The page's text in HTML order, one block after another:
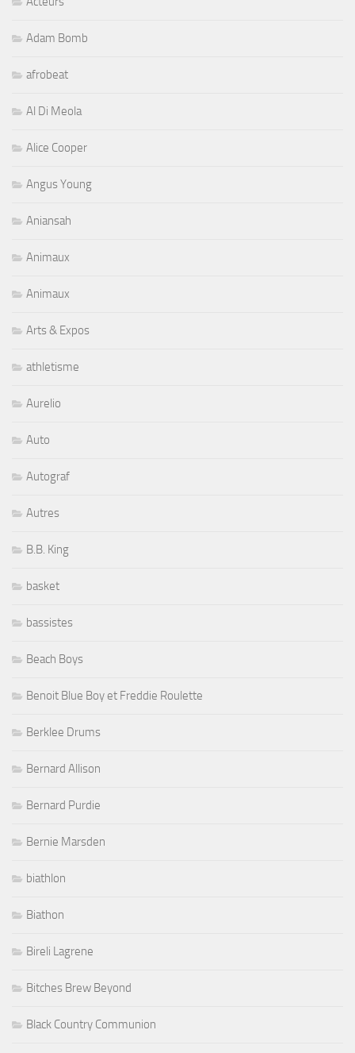
Adam Bomb
afrobeat
Al Di Meola
Alice Cooper
Angus Young
Aniansah
Animaux
Animaux
Arts & Expos
athletisme
Aurelio
Auto
Autograf
Autres
B.B. King
basket
bassistes
Beach Boys
Benoit Blue Boy et Freddie Roulette
Berklee Drums
Bernard Allison
Bernard Purdie
Bernie Marsden
biathlon
Biathon
Bireli Lagrene
Bitches Brew Beyond
Black Country Communion